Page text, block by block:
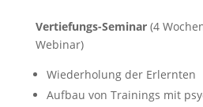
Vertiefungs-Seminar(4
Webinar)
Wiederholung der Erlernten
Aufbau von Trainings mit